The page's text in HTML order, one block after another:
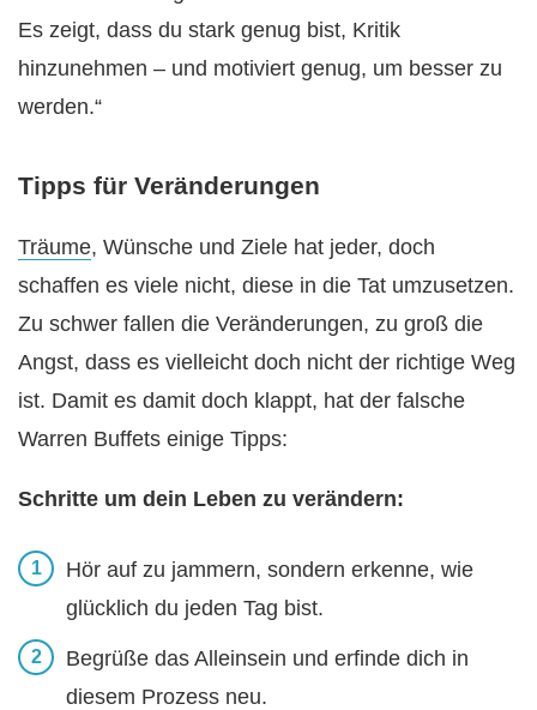
Es zeigt, dass du stark genug bist, Kritik
hinzunehmen – und motiviert genug, um besser zu
werden.“
Tipps für Veränderungen
Träume, Wünsche und Ziele hat jeder, doch
schaffen es viele nicht, diese in die Tat umzusetzen.
Zu schwer fallen die Veränderungen, zu groß die
Angst, dass es vielleicht doch nicht der richtige Weg
ist. Damit es damit doch klappt, hat der falsche
Warren Buffets einige Tipps:
Schritte um dein Leben zu verändern:
Hör auf zu jammern, sondern erkenne, wie
glücklich du jeden Tag bist.
Begrüße das Alleinsein und erfinde dich in
diesem Prozess neu.